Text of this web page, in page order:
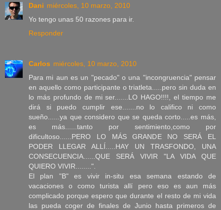
Dani miércoles, 10 marzo, 2010
Yo tengo unas 50 razones para ir.
Responder
Carlos miércoles, 10 marzo, 2010
Para mi aun es un "pecado" o una "incongruencia" pensar
en aquello como participante o triatleta.....pero sin duda en
lo más profundo de mi ser.......LO HAGO!!!!, el tiempo me
dirá si puedo cumplir ese.......no lo califico ni como
sueño......ya que considero que se queda corto.....es más,
es más......tanto por sentimiento,como por
dificultoso......PERO LO MÁS GRANDE NO SERÁ EL
PODER LLEGAR ALLÍ.....HAY UN TRASFONDO, UNA
CONSECUENCIA......QUE SERÁ VIVIR "LA VIDA QUE
QUIERO VIVIR........".
El plan "B" es vivir in-situ esa semana estando de
vacaciones o como turista allí pero eso es aun más
complicado porque espero que durante el resto de mi vida
las pueda coger de finales de Junio hasta primeros de